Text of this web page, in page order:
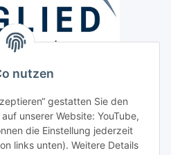
nutzen
gestatten Sie den
unserer Website: YouTube,
die Einstellung jederzeit
links unten). Weitere Details
im Umkreis von ca. 60 Km